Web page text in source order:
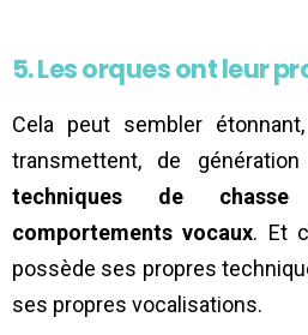
5. Les orques ont leur
Cela peut sembler
transmettent, de
techniques de chasse
comportements vocaux. Et
possède ses propres
ses propres vocalisations.